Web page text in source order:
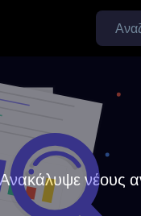
Ανακάλυψε νέους